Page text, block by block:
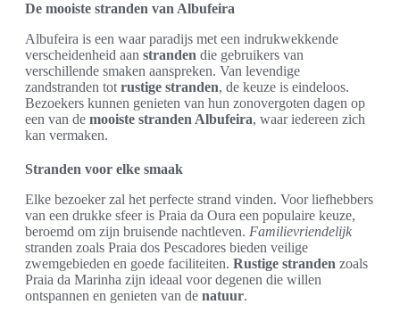
De mooiste stranden van Albufeira
Albufeira is een waar paradijs met een indrukwekkende
verscheidenheid aan stranden die gebruikers van
verschillende smaken aanspreken. Van levendige
zandstranden tot rustige stranden, de keuze is eindeloos.
Bezoekers kunnen genieten van hun zonovergoten dagen op
een van de mooiste stranden Albufeira, waar iedereen zich
kan vermaken.
Stranden voor elke smaak
Elke bezoeker zal het perfecte strand vinden. Voor liefhebbers
van een drukke sfeer is Praia da Oura een populaire keuze,
beroemd om zijn bruisende nachtleven. Familievriendelijk
stranden zoals Praia dos Pescadores bieden veilige
zwemgebieden en goede faciliteiten. Rustige stranden zoals
Praia da Marinha zijn ideaal voor degenen die willen
ontspannen en genieten van de natuur.